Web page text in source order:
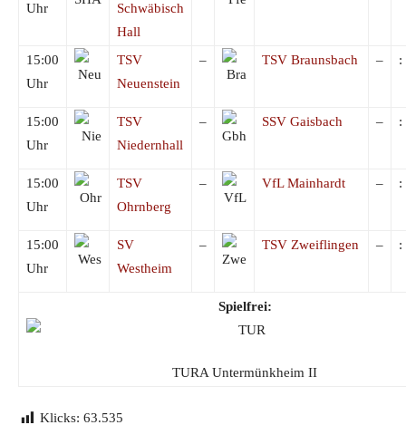
Uhr
Schwäbisch
Hall
15:00
Uhr
TSV
Neuenstein
– TSV Braunsbach – :
15:00
Uhr
TSV
Niedernhall
– SSV Gaisbach – :
15:00
Uhr
TSV
Ohrnberg
– VfL Mainhardt – :
15:00
Uhr
SV
Westheim
– TSV Zweiflingen – :
Spielfrei:
TURA Untermünkheim II
Klicks: 63.535